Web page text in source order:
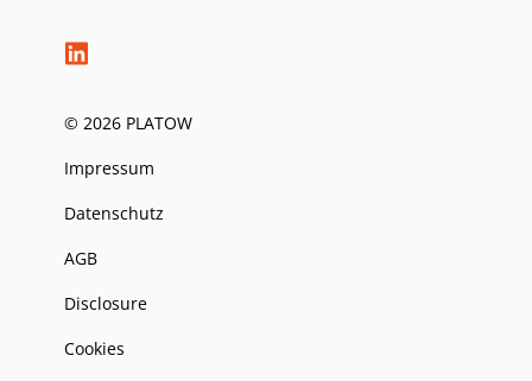
© 2026 PLATOW
Impressum
Datenschutz
AGB
Disclosure
Cookies